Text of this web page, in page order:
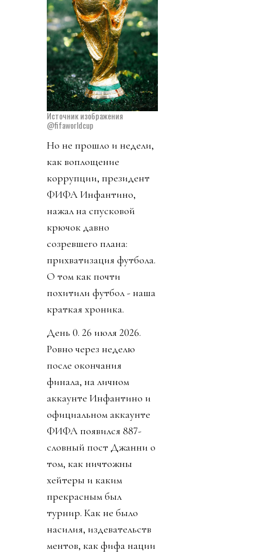
Источник изображения
@fifaworldcup
Но не прошло и недели,
как воплощение
коррупции, президент
ФИФА Инфантино,
нажал на спусковой
крючок давно
созревшего плана:
прихватизация футбола.
О том как почти
похитили футбол - наша
краткая хроника.
День 0. 26 июля 2026.
Ровно через неделю
после окончания
финала, на личном
аккаунте Инфантино и
официальном аккаунте
ФИФА появился 887-
словный пост Джанни о
том, как ничтожны
хейтеры и каким
прекрасным был
турнир. Как не было
насилия, издевательств
ментов, как фифа нации